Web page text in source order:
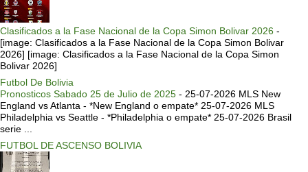
Clasificados a la Fase Nacional de la Copa Simon Bolivar 2026 -
[image: Clasificados a la Fase Nacional de la Copa Simon Bolivar
2026] [image: Clasificados a la Fase Nacional de la Copa Simon
Bolivar 2026]
Futbol De Bolivia
Pronosticos Sabado 25 de Julio de 2025 - 25-07-2026 MLS New
England vs Atlanta - *New England o empate* 25-07-2026 MLS
Philadelphia vs Seattle - *Philadelphia o empate* 25-07-2026 Brasil
serie ...
FUTBOL DE ASCENSO BOLIVIA